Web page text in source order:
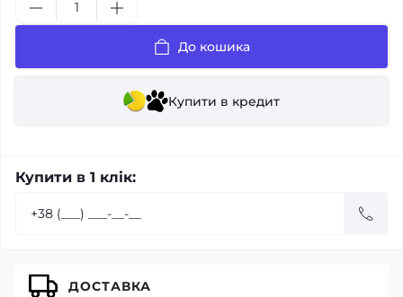
До кошика
Купити в кредит
Купити в 1 клік:
ДОСТАВКА